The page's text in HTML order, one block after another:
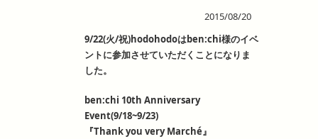
2015/08/20
9/22(火/祝)hodohodoはben:chi様のイベ
ントに参加させていただくことになりま
した。
ben:chi 10th Anniversary
Event(9/18~9/23)
『Thank you very Marché』